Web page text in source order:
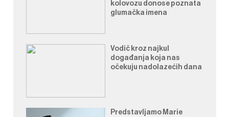
kolovozu donose poznata
glumačka imena
Vodič kroz najkul
događanja koja nas
očekuju nadolazećih dana
Predstavljamo Marie